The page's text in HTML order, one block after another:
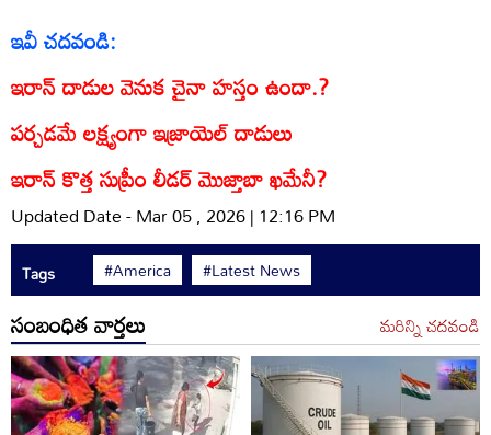
ఇవీ చదవండి:
ఇరాన్ దాడుల వెనుక చైనా హస్తం ఉందా.?
పర్చడమే లక్ష్యంగా ఇజ్రాయెల్‌ దాడులు
ఇరాన్‌ కొత్త సుప్రీం లీడర్‌ మొజ్తాబా ఖమేనీ?
Updated Date - Mar 05 , 2026 | 12:16 PM
Tags #America #Latest News
సంబంధిత వార్తలు మరిన్ని చదవండి